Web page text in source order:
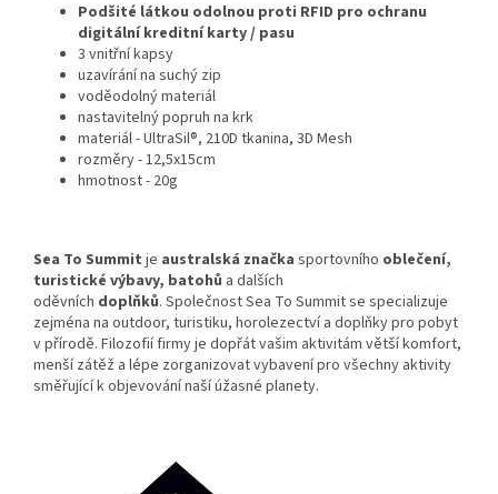
Podšité látkou odolnou proti RFID pro ochranu
digitální kreditní karty / pasu
3 vnitřní kapsy
uzavírání na suchý zip
voděodolný materiál
nastavitelný popruh na krk
materiál - UltraSil®, 210D tkanina, 3D Mesh
rozměry -12,5x15cm
hmotnost - 20g
Sea To Summit je australská značka sportovního oblečení,
turistické výbavy, batohů a dalších
oděvních doplňků. Společnost Sea To Summit se specializuje
zejména na outdoor, turistiku, horolezectví a doplňky pro pobyt
v přírodě. Filozofií firmy je dopřát vašim aktivitám větší komfort,
menší zátěž a lépe zorganizovat vybavení pro všechny aktivity
směřující k objevování naší úžasné planety.